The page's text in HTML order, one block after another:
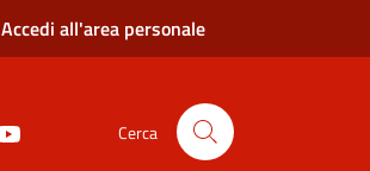
Accedi all'area personale
Cerca